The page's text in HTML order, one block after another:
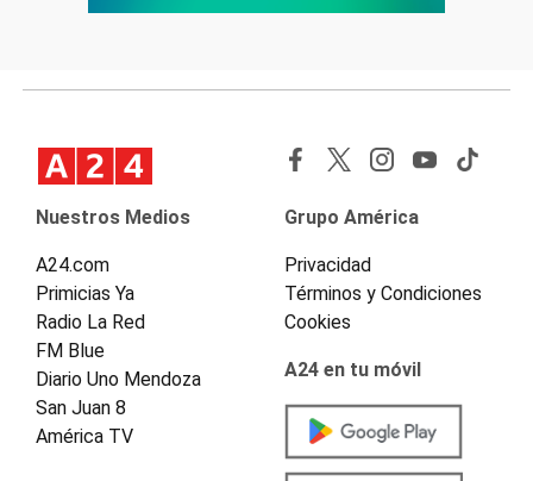
Nuestros Medios
A24.com
Primicias Ya
Radio La Red
FM Blue
Diario Uno Mendoza
San Juan 8
América TV
Grupo América
Privacidad
Términos y Condiciones
Cookies
A24 en tu móvil